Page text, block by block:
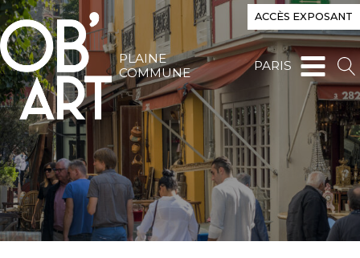
ACCÈS EXPOSANT
PLAINE
COMMUNE
PARIS